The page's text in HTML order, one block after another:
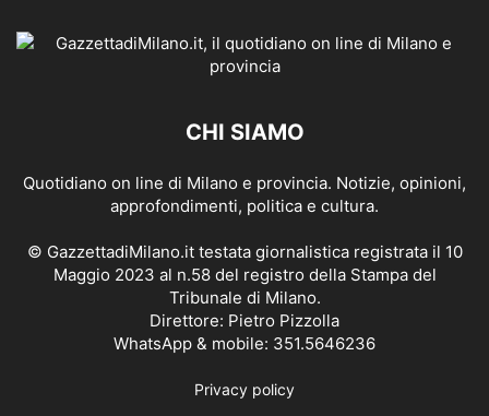
CHI SIAMO
Quotidiano on line di Milano e provincia. Notizie, opinioni,
approfondimenti, politica e cultura.
© GazzettadiMilano.it testata giornalistica registrata il 10
Maggio 2023 al n.58 del registro della Stampa del
Tribunale di Milano.
Direttore: Pietro Pizzolla
WhatsApp & mobile: 351.5646236
Privacy policy